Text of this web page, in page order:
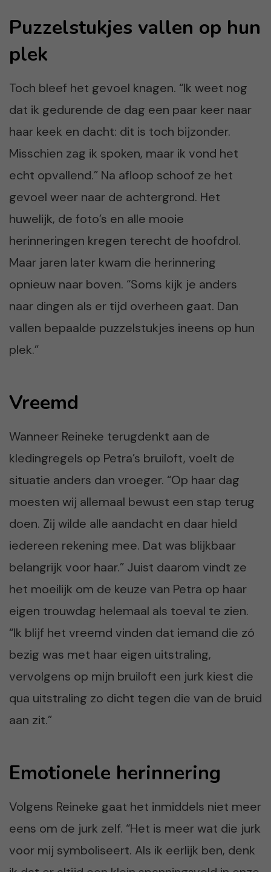
Puzzelstukjes vallen op hun
plek
Toch bleef het gevoel knagen. “Ik weet nog
dat ik gedurende de dag een paar keer naar
haar keek en dacht: dit is toch bijzonder.
Misschien zag ik spoken, maar ik vond het
echt opvallend.” Na afloop schoof ze het
gevoel weer naar de achtergrond. Het
huwelijk, de foto’s en alle mooie
herinneringen kregen terecht de hoofdrol.
Maar jaren later kwam die herinnering
opnieuw naar boven. “Soms kijk je anders
naar dingen als er tijd overheen gaat. Dan
vallen bepaalde puzzelstukjes ineens op hun
plek.”
Vreemd
Wanneer Reineke terugdenkt aan de
kledingregels op Petra’s bruiloft, voelt de
situatie anders dan vroeger. “Op haar dag
moesten wij allemaal bewust een stap terug
doen. Zij wilde alle aandacht en daar hield
iedereen rekening mee. Dat was blijkbaar
belangrijk voor haar.” Juist daarom vindt ze
het moeilijk om de keuze van Petra op haar
eigen trouwdag helemaal als toeval te zien.
“Ik blijf het vreemd vinden dat iemand die zó
bezig was met haar eigen uitstraling,
vervolgens op mijn bruiloft een jurk kiest die
qua uitstraling zo dicht tegen die van de bruid
aan zit.”
Emotionele herinnering
Volgens Reineke gaat het inmiddels niet meer
eens om de jurk zelf. “Het is meer wat die jurk
voor mij symboliseert. Als ik eerlijk ben, denk